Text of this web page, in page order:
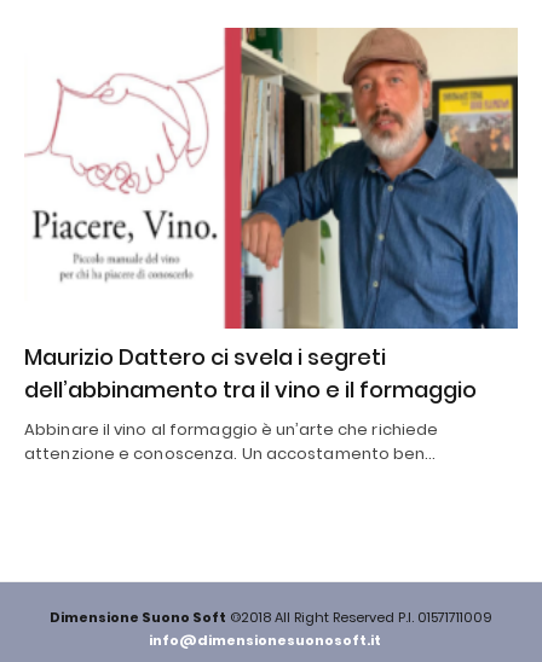
Maurizio Dattero ci svela i segreti
dell’abbinamento tra il vino e il formaggio
Abbinare il vino al formaggio è un’arte che richiede
attenzione e conoscenza. Un accostamento ben…
Dimensione Suono Soft ©2018 All Right Reserved P.I. 01571711009
info@dimensionesuonosoft.it